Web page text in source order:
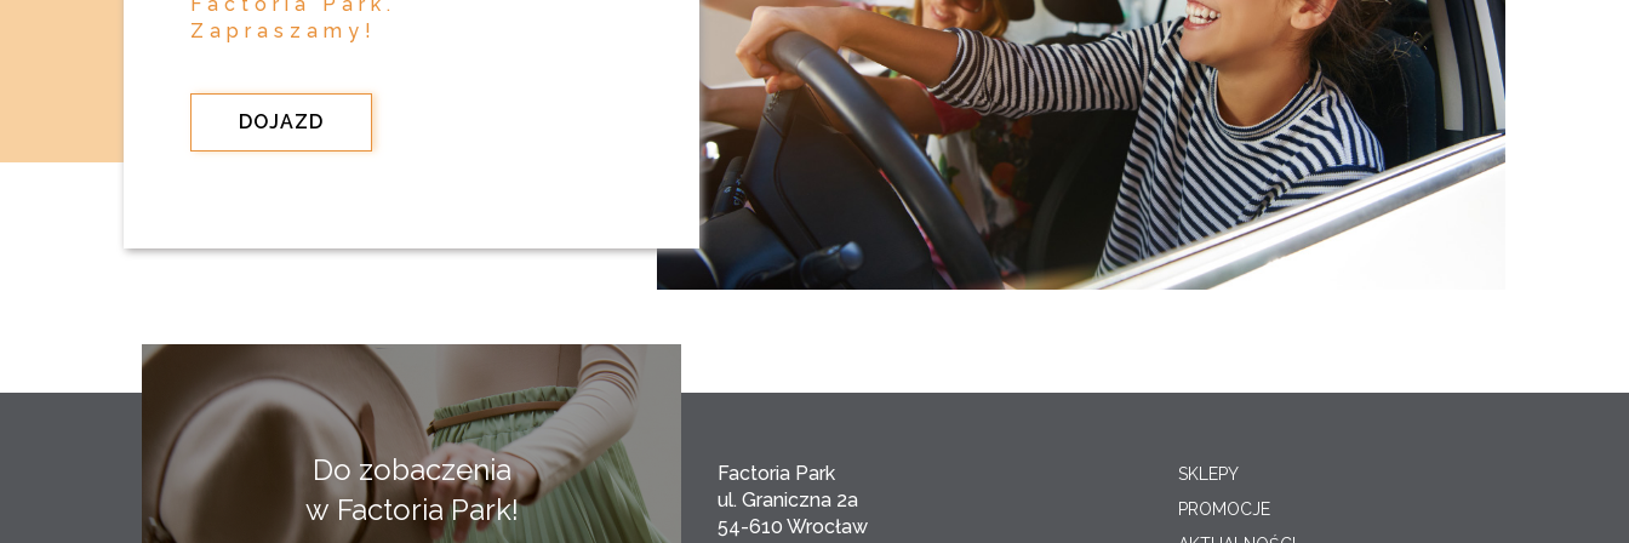
Zapraszamy!
DOJAZD
Do zobaczenia
w Factoria Park!
Factoria Park
ul. Graniczna 2a
54-610 Wrocław
SKLEPY
PROMOCJE